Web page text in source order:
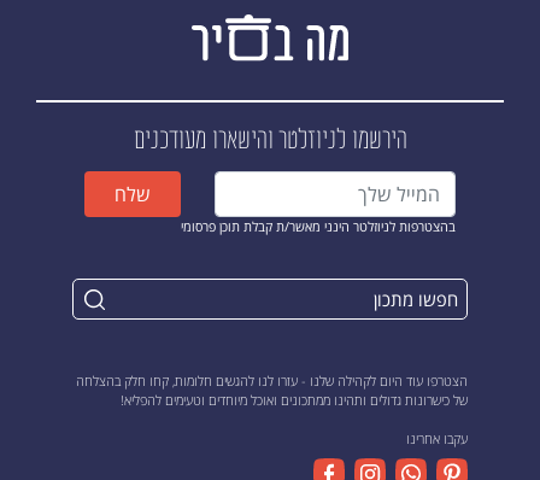
הירשמו לניוזלטרוהישארו מעודכנים
בהצטרפות לניוזלטר הינני מאשר/ת קבלת תוכן פרסומי
שלח
הצטרפו עוד היום לקהילה שלנו - עזרו לנו להגשים חלומות, קחו חלק בהצלחה
של כישרונות גדולים ותהינו ממתכונים ואוכל מיוחדים וטעימים להפליא!
עקבו אחרינו